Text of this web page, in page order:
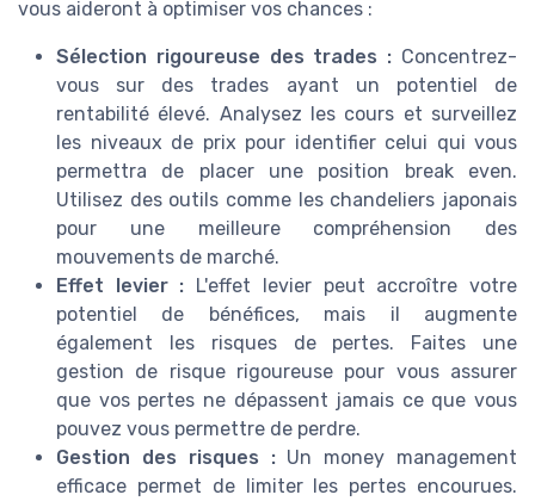
vous aideront à optimiser vos chances :
Sélection rigoureuse des trades : Concentrez-
vous sur des trades ayant un potentiel de
rentabilité élevé. Analysez les cours et surveillez
les niveaux de prix pour identifier celui qui vous
permettra de placer une position break even.
Utilisez des outils comme les chandeliers japonais
pour une meilleure compréhension des
mouvements de marché.
Effet levier : L'effet levier peut accroître votre
potentiel de bénéfices, mais il augmente
également les risques de pertes. Faites une
gestion de risque rigoureuse pour vous assurer
que vos pertes ne dépassent jamais ce que vous
pouvez vous permettre de perdre.
Gestion des risques :Un money management
efficace permet de limiter les pertes encourues.